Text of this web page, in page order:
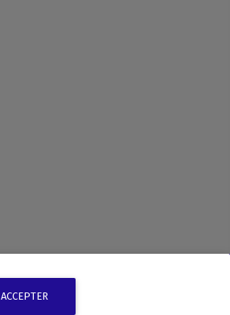
ACCEPTER